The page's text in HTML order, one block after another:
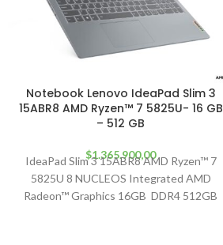
Notebook Lenovo IdeaPad Slim 3
15ABR8 AMD Ryzen™ 7 5825U- 16 GB
– 512 GB
$1.365.900,00
IdeaPad Slim 3 15ABR8 AMD Ryzen™ 7
5825U 8 NUCLEOS Integrated AMD
Radeon™ Graphics 16GB DDR4 512GB